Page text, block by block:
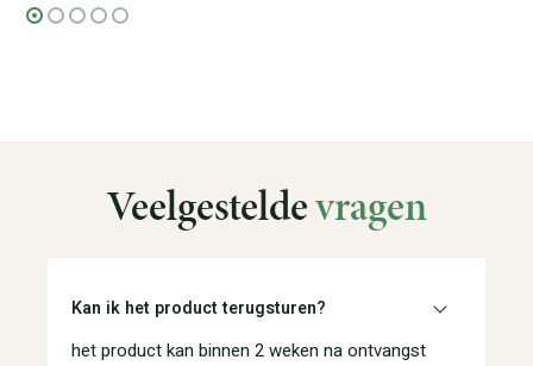
Veelgesteldevragen
Kan ik het product terugsturen?
het product kan binnen 2 weken na ontvangst